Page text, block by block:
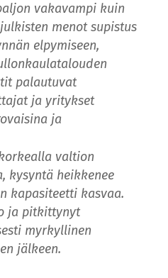
vakavampi kuin
menot supistus
elpymiseen,
palautuvat
ja yritykset
ja
valtion
kysyntä heikkenee
kapasiteetti kasvaa.
ja pitkittynyt
myrkyllinen
jälkeen.